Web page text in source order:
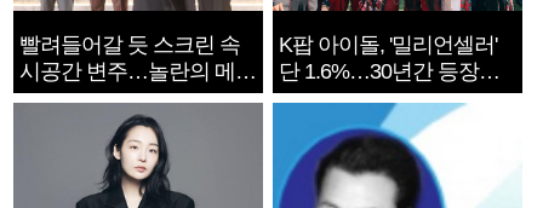
빨려들어갈 듯 스크린 속
시공간 변주…놀란의 메시
지는 ‘전쟁 속죄’
K팝 아이돌, '밀리언셀러'
단 1.6%…30년간 등장
1182개팀 전수조사